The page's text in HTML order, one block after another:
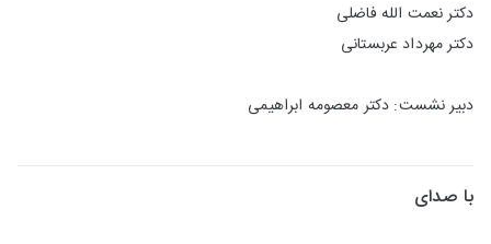
دکتر نعمت الله فاضلی
دکتر مهرداد عربستانی
دبیر نشست: دکتر معصومه ابراهیمی
با صدای